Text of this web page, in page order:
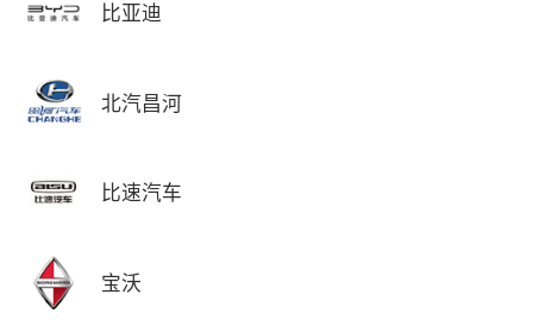
比亚迪
北汽昌河
比速汽车
宝沃